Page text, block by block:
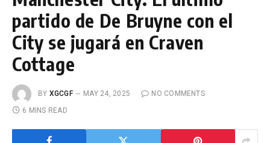
partido de De Bruyne con el
City se jugará en Craven
Cottage
BY XGCGF MAY 24, 2025
NO COMMENTS
6 MINS READ